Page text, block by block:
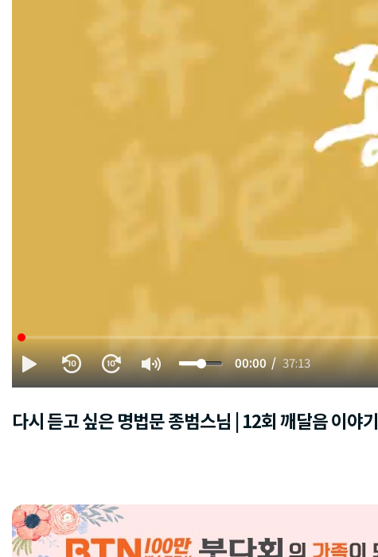
00:00 37:13
다시 듣고 싶은 명법문 종범스님 | 12회 깨달음 이야기